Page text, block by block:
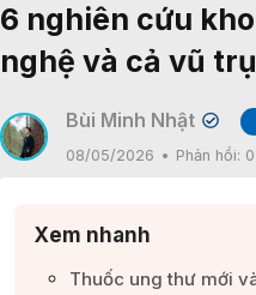
6 nghiên cứu
nghệ và cả vũ
Bùi Minh Nhật ✔
08/05/2026
Phản hồi: 0
Xem nhanh
Thuốc ung thư mới